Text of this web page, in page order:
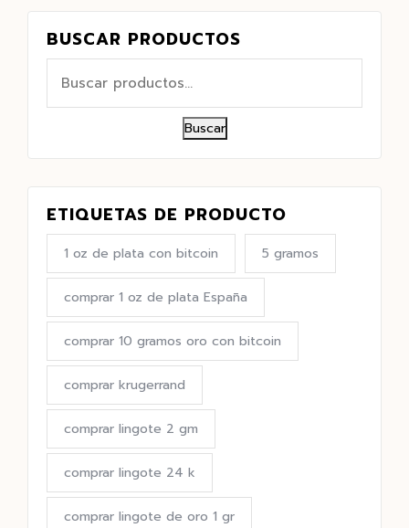
BUSCAR PRODUCTOS
Buscar
ETIQUETAS DE PRODUCTO
1 oz de plata con bitcoin 5 gramos
comprar 1 oz de plata España
comprar 10 gramos oro con bitcoin
comprar krugerrand
comprar lingote 2 gm
comprar lingote 24 k
comprar lingote de oro 1 gr